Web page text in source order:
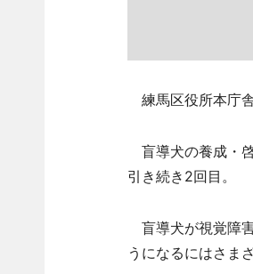
練馬区役所本庁
盲導犬の養成・
引き続き2回目。
盲導犬が視覚障
うになるにはさま